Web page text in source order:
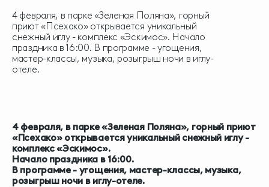
4 февраля, в парке «Зеленая Поляна», горный
приют «Псехако» открывается уникальный
снежный иглу - комплекс «Эскимос». Начало
праздника в 16:00. В программе - угощения,
мастер-классы, музыка, розыгрыш ночи в иглу-
отеле.
4 февраля, в парке «Зеленая Поляна», горный приют
«Псехако» открывается уникальный снежный иглу -
комплекс «Эскимос».
Начало праздника в 16:00.
В программе - угощения, мастер-классы, музыка,
розыгрыш ночи в иглу-отеле.